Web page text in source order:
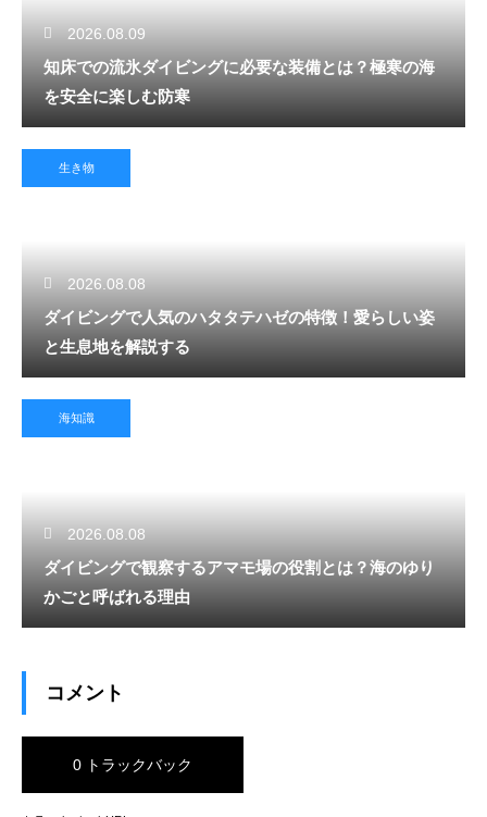
2026.08.09
知床での流氷ダイビングに必要な装備とは？極寒の海
を安全に楽しむ防寒
生き物
2026.08.08
ダイビングで人気のハタタテハゼの特徴！愛らしい姿
と生息地を解説する
海知識
2026.08.08
ダイビングで観察するアマモ場の役割とは？海のゆり
かごと呼ばれる理由
コメント
0 トラックバック